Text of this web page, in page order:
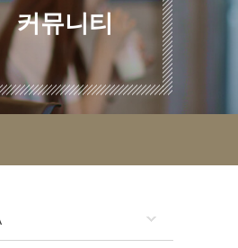
커뮤니티